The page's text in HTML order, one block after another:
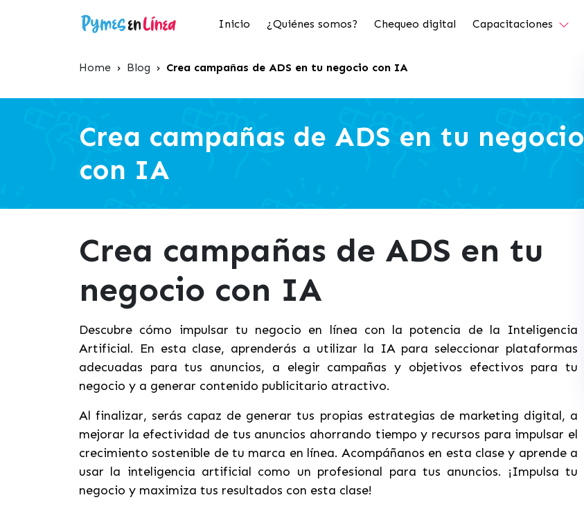
Inicio ¿Quiénes somos? Chequeo digital Capacitaciones
Home › Blog › Crea campañas de ADS en tu negocio con IA
Crea campañas de ADS en tu negocio
con IA
Crea campañas de ADS en tu
negocio con IA
Descubre cómo impulsar tu negocio en línea con la potencia de la Inteligencia
Artificial. En esta clase, aprenderás a utilizar la IA para seleccionar plataformas
adecuadas para tus anuncios, a elegir campañas y objetivos efectivos para tu
negocio y a generar contenido publicitario atractivo.
Al finalizar, serás capaz de generar tus propias estrategias de marketing digital, a
mejorar la efectividad de tus anuncios ahorrando tiempo y recursos para impulsar el
crecimiento sostenible de tu marca en línea. Acompáñanos en esta clase y aprende a
usar la inteligencia artificial como un profesional para tus anuncios. ¡Impulsa tu
negocio y maximiza tus resultados con esta clase!